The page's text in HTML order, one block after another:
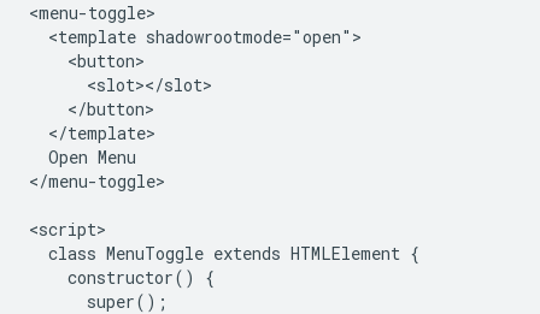
<menu-toggle>
  <template shadowrootmode="open">
    <button>
      <slot></slot>
    </button>
  </template>
  Open Menu
</menu-toggle>
<script>
  class MenuToggle extends HTMLElement {
    constructor() {
      super();